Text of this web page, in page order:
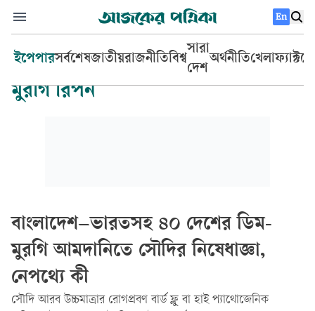
En
ইপেপারসর্বশেষজাতীয়রাজনীতিবিশ্ব
সারা
দেশ
অর্থনীতিখেলা
মুরগি রিপন
বাংলাদেশ–ভারতসহ ৪০ দেশের ডিম-
মুরগি আমদানিতে সৌদির নিষেধাজ্ঞা,
নেপথ্যে কী
সৌদি আরব উচ্চমাত্রার রোগপ্রবণ বার্ড ফ্লু বা হাই প্যাথোজেনিক